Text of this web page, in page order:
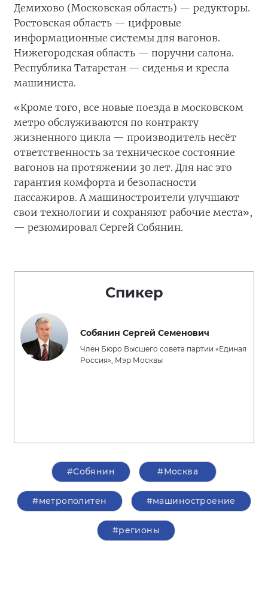
Демихово (Московская область) — редукторы.
Ростовская область — цифровые
информационные системы для вагонов.
Нижегородская область — поручни салона.
Республика Татарстан — сиденья и кресла
машиниста.
«Кроме того, все новые поезда в московском
метро обслуживаются по контракту
жизненного цикла — производитель несёт
ответственность за техническое состояние
вагонов на протяжении 30 лет. Для нас это
гарантия комфорта и безопасности
пассажиров. А машиностроители улучшают
свои технологии и сохраняют рабочие места»,
— резюмировал Сергей Собянин.
Спикер
Собянин Сергей Семенович
Член Бюро Высшего совета партии «Единая
Россия», Мэр Москвы
#Собянин #Москва
#метрополитен #машиностроение
#регионы